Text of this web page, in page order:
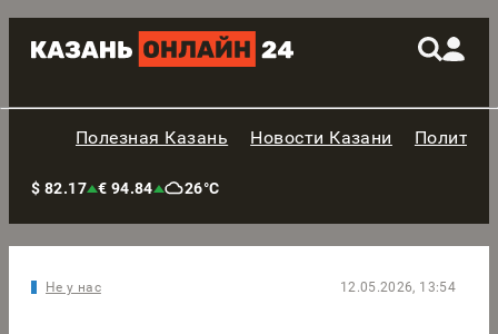
Полезная Казань Новости Казани
$ 82.17 € 94.84 26°C
Не у нас 12.05.2026, 13:54